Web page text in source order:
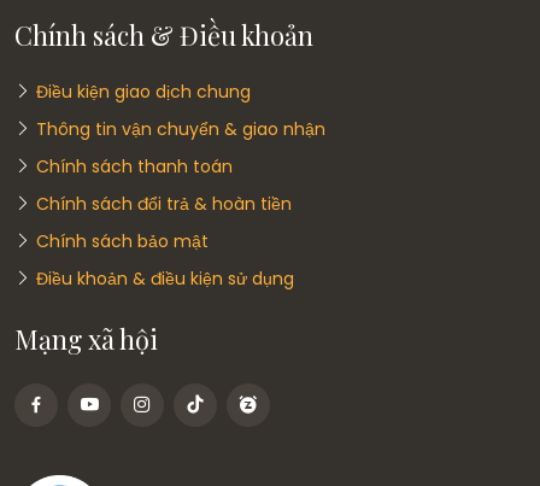
Chính sách & Điều khoản
Điều kiện giao dịch chung
Thông tin vận chuyển & giao nhận
Chính sách thanh toán
Chính sách đổi trả & hoàn tiền
Chính sách bảo mật
Điều khoản & điều kiện sử dụng
Mạng xã hội